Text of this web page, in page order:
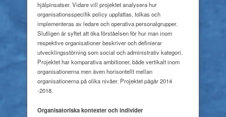
hjälpinsatser. Vidare vill projektet analysera hur
organisationsspecifik policy uppfattas, tolkas och
implementeras av ledare och operativa personalgrupper.
Slutligen är syftet att öka förståelsen för hur man inom
respektive organisationer beskriver och definierar
utvecklingsstörning som social och administrativ kategori.
Projektet har komparativa ambitioner, både vertikalt inom
organisationerna men även horisontellt mellan
organisationerna på olika nivåer. Projektet pågår 2014
-2018.
Organisatoriska kontexter och individer